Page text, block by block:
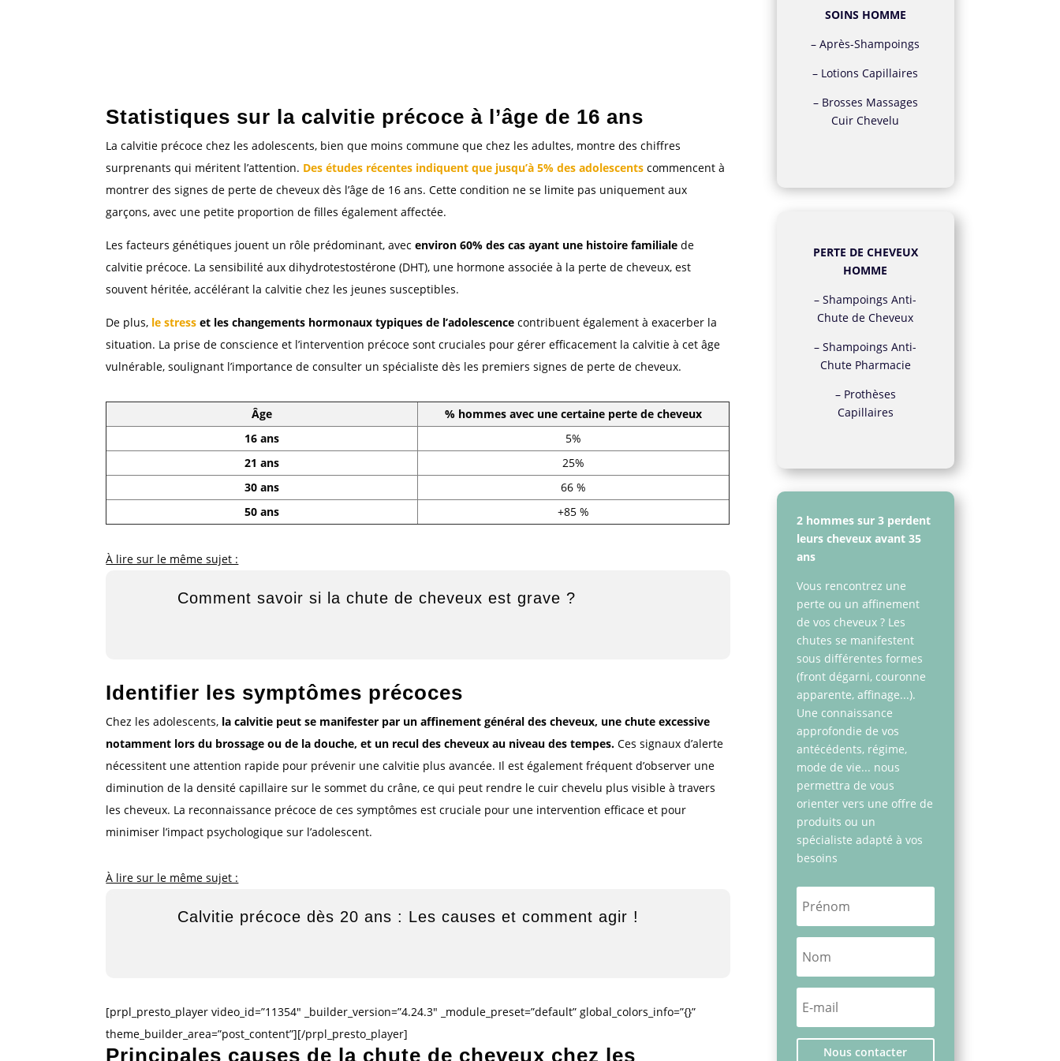
Statistiques sur la calvitie précoce à l’âge de 16 ans
La calvitie précoce chez les adolescents, bien que moins commune que chez les adultes, montre des chiffres
surprenants qui méritent l’attention. Des études récentes indiquent que jusqu’à 5% des adolescents commencent à
montrer des signes de perte de cheveux dès l’âge de 16 ans. Cette condition ne se limite pas uniquement aux
garçons, avec une petite proportion de filles également affectée.
Les facteurs génétiques jouent un rôle prédominant, avecenviron 60% des cas ayant une histoire familiale de
calvitie précoce. La sensibilité aux dihydrotestostérone (DHT), une hormone associée à la perte de cheveux, est
souvent héritée, accélérant la calvitie chez les jeunes susceptibles.
De plus, le stress et les changements hormonaux typiques de l’adolescence contribuent également à exacerber la
situation. La prise de conscience et l’intervention précoce sont cruciales pour gérer efficacement la calvitie à cet âge
vulnérable, soulignant l’importance de consulter un spécialiste dès les premiers signes de perte de cheveux.
Âge
% hommes avec une certaine perte de cheveux
16 ans
5%
21 ans
25%
30 ans
66 %
50 ans
+85 %
À lire sur le même sujet :
Comment savoir si la chute de cheveux est grave ?
Identifier les symptômes précoces
Chez les adolescents, la calvitie peut se manifester par un affinement général des cheveux, une chute excessive
notamment lors du brossage ou de la douche, et un recul des cheveux au niveau des tempes. Ces signaux d’alerte
nécessitent une attention rapide pour prévenir une calvitie plus avancée. Il est également fréquent d’observer une
diminution de la densité capillaire sur le sommet du crâne, ce qui peut rendre le cuir chevelu plus visible à travers
les cheveux. La reconnaissance précoce de ces symptômes est cruciale pour une intervention efficace et pour
minimiser l’impact psychologique sur l’adolescent.
À lire sur le même sujet :
Calvitie précoce dès 20 ans : Les causes et comment agir !
[prpl_presto_player video_id=”11354″ _builder_version=”4.24.3″ _module_preset=”default” global_colors_info=”{}”
theme_builder_area=”post_content”][/prpl_presto_player]
Principales causes de la chute de cheveux chez les
SOINS HOMME
–Après-Shampoings
– Lotions Capillaires
– Brosses Massages
Cuir Chevelu
PERTE DE CHEVEUX
HOMME
–Shampoings Anti-
Chute de Cheveux
–Shampoings Anti-
Chute Pharmacie
– Prothèses
Capillaires
2 hommes sur 3 perdent
leurs cheveux avant 35
ans
Vous rencontrez une
perte ou un affinement
de vos cheveux ? Les
chutes se manifestent
sous différentes formes
(front dégarni, couronne
apparente, affinage...).
Une connaissance
approfondie de vos
antécédents, régime,
mode de vie... nous
permettra de vous
orienter vers une offre de
produits ou un
spécialiste adapté à vos
besoins
Nous contacter